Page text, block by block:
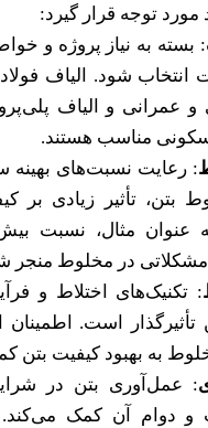
مورد توجه قرار گیرد:
به نیاز پروژه و
انتخاب شود. الیاف
عمرانی و الیاف
مناسب هستند.
: رعایت نسبت‌های بهینه
بتن، تأثیر زیادی بر
عنوان مثال، نسبت بیش
مشکلاتی در مخلوط منجر
تکنیک‌های اختلاط و
است. اطمینان
به بهبود کیفیت بتن
: عمل‌آوری بتن در
و دوام آن کمک می‌کند.